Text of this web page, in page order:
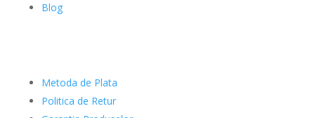
Blog
Metoda de Plata
Politica de Retur